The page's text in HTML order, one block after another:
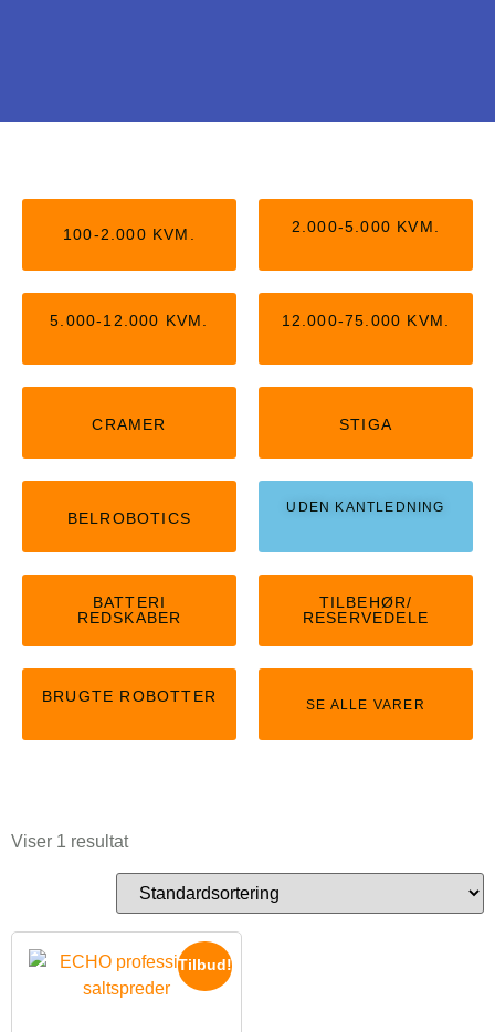
Nu kan du få Stiga robotter, der arbejder helt
uden kantledning. Kan passe op til 5.000
100-2.000 KVM. 2.000-5.000 KVM.
5.000-12.000 KVM. 12.000-75.000 KVM.
CRAMER STIGA
BELROBOTICS
UDEN KANTLEDNING
BATTERI
REDSKABER
TILBEHØR/
RESERVEDELE
BRUGTE ROBOTTER SE ALLE VARER
Viser 1 resultat
Tilbud!